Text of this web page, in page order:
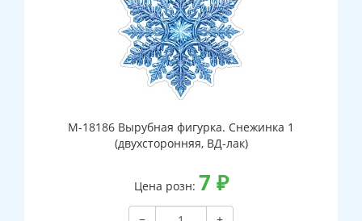
М-18186 Вырубная фигурка. Снежинка 1
(двухсторонняя, ВД-лак)
Цена розн: 7 ₽